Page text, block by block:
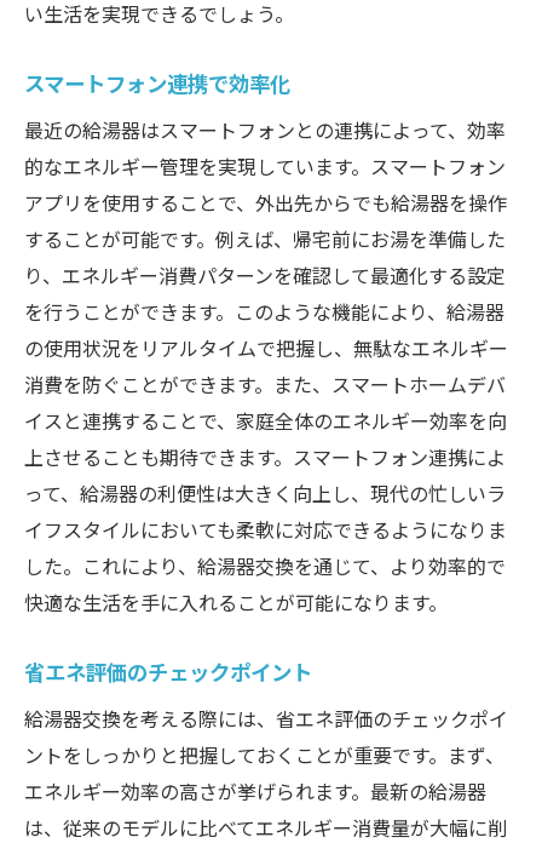
い生活を実現できるでしょう。
スマートフォン連携で効率化
最近の給湯器はスマートフォンとの連携によって、効率
的なエネルギー管理を実現しています。スマートフォン
アプリを使用することで、外出先からでも給湯器を操作
することが可能です。例えば、帰宅前にお湯を準備した
り、エネルギー消費パターンを確認して最適化する設定
を行うことができます。このような機能により、給湯器
の使用状況をリアルタイムで把握し、無駄なエネルギー
消費を防ぐことができます。また、スマートホームデバ
イスと連携することで、家庭全体のエネルギー効率を向
上させることも期待できます。スマートフォン連携によ
って、給湯器の利便性は大きく向上し、現代の忙しいラ
イフスタイルにおいても柔軟に対応できるようになりま
した。これにより、給湯器交換を通じて、より効率的で
快適な生活を手に入れることが可能になります。
省エネ評価のチェックポイント
給湯器交換を考える際には、省エネ評価のチェックポイ
ントをしっかりと把握しておくことが重要です。まず、
エネルギー効率の高さが挙げられます。最新の給湯器
は、従来のモデルに比べてエネルギー消費量が大幅に削